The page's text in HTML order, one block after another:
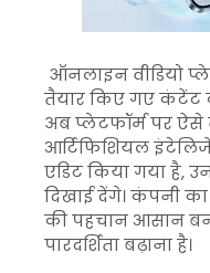
ऑनलाइन वीडियो
तैयार किए गए कंटेंट
अब प्लेटफॉर्म पर ऐसे
आर्टिफिशियल
एडिट किया गया है,
दिखाई देंगे। कंपनी
की पहचान आसान
पारदर्शिता बढ़ाना है।